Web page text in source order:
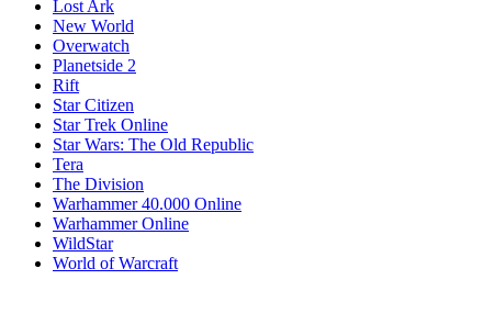
Lost Ark
New World
Overwatch
Planetside 2
Rift
Star Citizen
Star Trek Online
Star Wars: The Old Republic
Tera
The Division
Warhammer 40.000 Online
Warhammer Online
WildStar
World of Warcraft